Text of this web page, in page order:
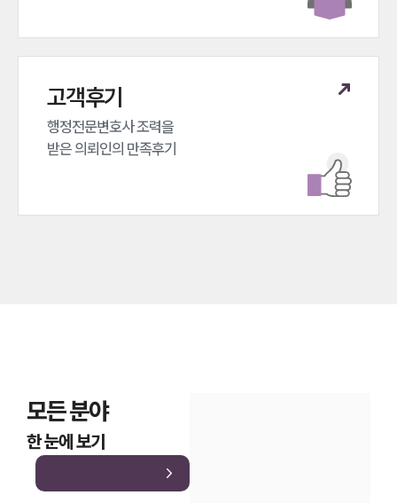
뉴스레터/브로슈어
세미나
대륜법률상담예약
대륜법률상담예약
고객후기
행정전문변호사 조력을
받은 의뢰인의 만족후기
모든 분야
한 눈에 보기